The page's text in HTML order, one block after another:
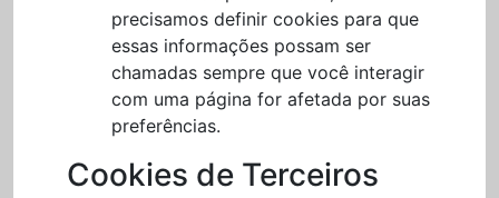
precisamos definir cookies para que
essas informações possam ser
chamadas sempre que você interagir
com uma página for afetada por suas
preferências.
Cookies de Terceiros